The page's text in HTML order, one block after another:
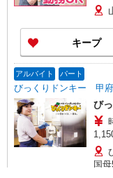
場
す。
キープ
アルバイト パート
びっくりドンキー 甲
び
円
給
有
国